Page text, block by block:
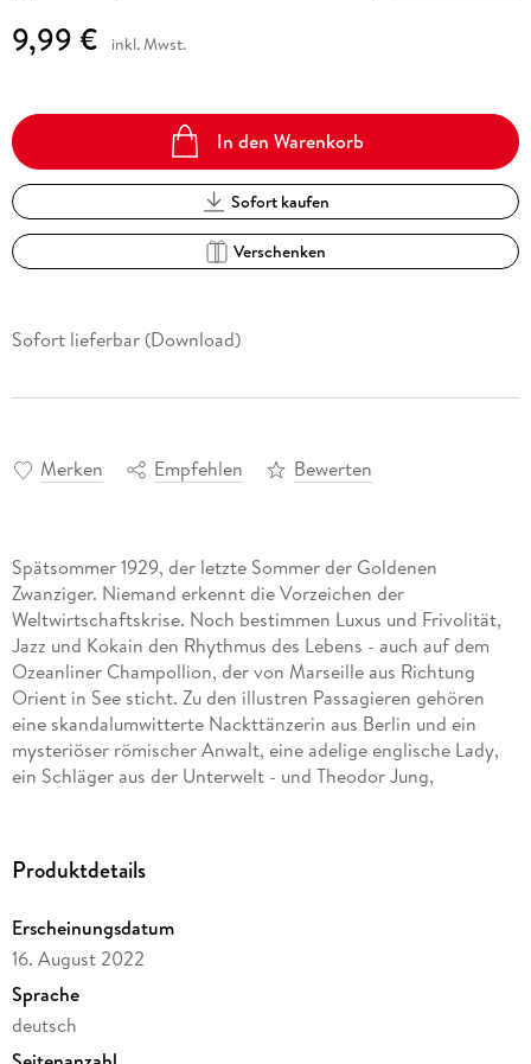
9,99 € inkl. Mwst.
In den Warenkorb
Sofort kaufen
Verschenken
Sofort lieferbar (Download)
Merken Empfehlen Bewerten
Spätsommer 1929, der letzte Sommer der Goldenen
Zwanziger. Niemand erkennt die Vorzeichen der
Weltwirtschaftskrise. Noch bestimmen Luxus und Frivolität,
Jazz und Kokain den Rhythmus des Lebens - auch auf dem
Ozeanliner Champollion, der von Marseille aus Richtung
Orient in See sticht. Zu den illustren Passagieren gehören
eine skandalumwitterte Nackttänzerin aus Berlin und ein
mysteriöser römischer Anwalt, eine adelige englische Lady,
ein Schläger aus der Unterwelt - und Theodor Jung,
Kaufmannsfamilie Rosterg, die nach Maskat reist, um mit den
dass die abenteuerliche Passage die Leidenschaft in ihrer Ehe
neu entfacht. Doch Doras Familie verachtet ihn, und Bertold
Lüttgen, der intrigante Prokurist der Firma, hat selbst ein
Auge auf die Tochter seines Chefs geworfen. Als Dora nach
wenigen Tagen spurlos verschwindet, wird die Reise für
Produktdetails
Erscheinungsdatum
16. August 2022
Sprache
deutsch